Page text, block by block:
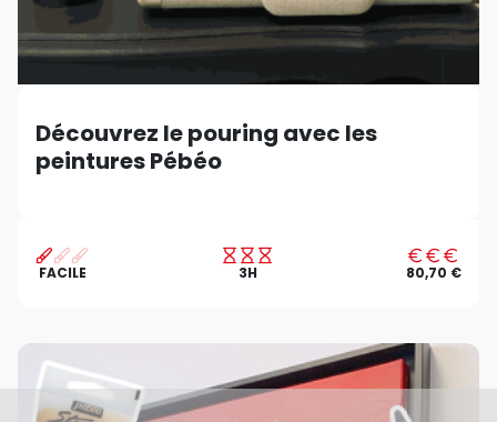
Découvrez le pouring avec les
peintures Pébéo
FACILE 3H 80,70 €